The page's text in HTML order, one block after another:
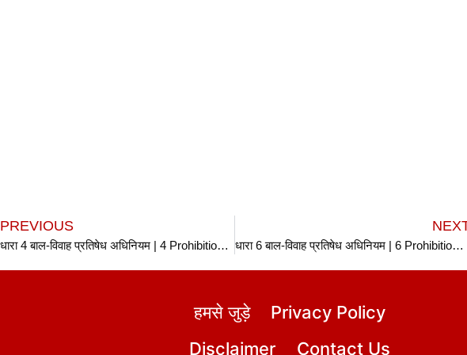
PREVIOUS
धारा 4 बाल-विवाह प्रतिषेध अधिनियम | 4 Prohibition of Child Marriage Act in hindi धारा 6 बाल-विवाह प्रतिषेध अधिनियम | 6 Prohibition of Child Marriage Act in hindi
हमसे जुड़े
Privacy Policy
Disclaimer
Contact Us